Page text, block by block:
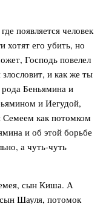
появляется человек
хотят его убить, но
Господь повелел
и как же ты
Беньямина и
и Иегудой,
как потомком
и об этой борьбе
а чуть-чуть
сын Киша. А
Шауля, потомок